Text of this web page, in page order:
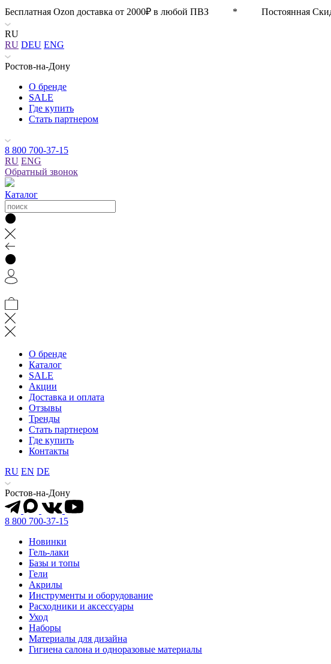
Бесплатная Ozon доставка от 2000₽ в любой ПВЗ * Постоянная
RU
RU DEU ENG
Ростов-на-Дону
О бренде
SALE
Где купить
Стать партнером
8 800 700-37-15
RU ENG
Обратный звонок
Каталог
О бренде
Каталог
SALE
Акции
Доставка и оплата
Отзывы
Тренды
Стать партнером
Где купить
Контакты
RU EN DE
Ростов-на-Дону
8 800 700-37-15
Новинки
Гель-лаки
Базы и топы
Гели
Акрилы
Инструменты и оборудование
Расходники и аксессуары
Уход
Наборы
Материалы для дизайна
Гигиена салона и одноразовые материалы